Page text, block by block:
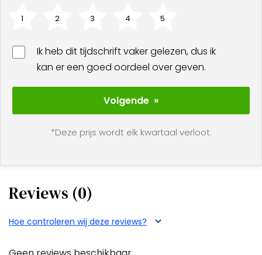
Inclusief handige tips
en oplossingsstrategieën,
aanpak te verbeteren en nieuwe puzzeltechnieken
te ontdekken. Dit maakt het boek niet alleen een
amusement
maar ook een middel voor
educatie en persoonlijke ontwikkeling, perfect voor
iedereen die zijn geest wil scherpen tijdens
5
4
3
2
1
Ik heb dit tijdschrift vaker gelezen, dus ik
kan er een goed oordeel over geven.
Volgende »
*Deze prijs wordt elk kwartaal verloot.
Reviews (0)
Hoe controleren wij deze reviews?